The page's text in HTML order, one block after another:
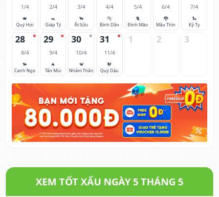
1/4
🐖
Quý Hợi
2/4
🐀
Giáp Tý
3/4
🐂
Ất Sửu
4/4
🐅
Bính Dần
5/4
🐈
Đinh Mão
6/4
🐉
Mậu Thìn
7/4
🐍
Kỷ Tỵ
28
8/4
🐎
Canh Ngọ
29
9/4
🐐
Tân Mùi
30
10/4
🐒
Nhâm Thân
31
11/4
🐓
Quý Dậu
1 2 3
XEM TỐT XẤU NGÀY 5 THÁNG 5